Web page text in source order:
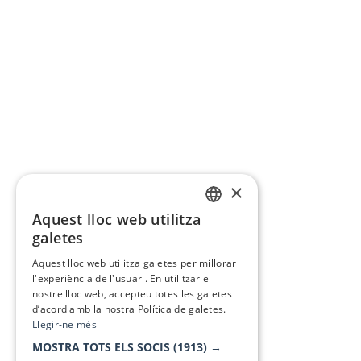
×
Aquest lloc web utilitza
galetes
Aquest lloc web utilitza galetes per millorar
l'experiència de l'usuari. En utilitzar el
nostre lloc web, accepteu totes les galetes
d’acord amb la nostra Política de galetes.
Llegir-ne més
MOSTRA TOTS ELS SOCIS (1913) →